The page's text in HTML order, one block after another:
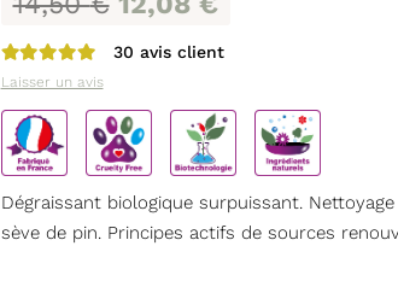
Note 5.00
30 avis client
Laisser un avis
Dégraissant biologique surpuissant.
sève de pin. Principes actifs de sources